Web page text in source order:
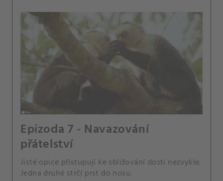
Epizoda 7 - Navazování
přátelství
Jisté opice přistupují ke sbližování dosti nezvykle.
Jedna druhé strčí prst do nosu.